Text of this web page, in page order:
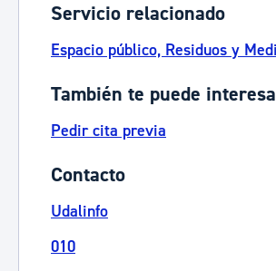
Servicio relacionado
Espacio público, Residuos y
También te puede
Pedir cita previa
Contacto
Udalinfo
010